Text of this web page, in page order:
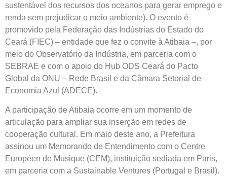
sustentável dos recursos dos oceanos para gerar emprego e
renda sem prejudicar o meio ambiente). O evento é
promovido pela Federação das Indústrias do Estado do
Ceará (FIEC) – entidade que fez o convite à Atibaia –, por
meio do Observatório da Indústria, em parceria com o
SEBRAE e com o apoio do Hub ODS Ceará do Pacto
Global da ONU – Rede Brasil e da Câmara Setorial de
Economia Azul (ADECE).
A participação de Atibaia ocorre em um momento de
articulação para ampliar sua inserção em redes de
cooperação cultural. Em maio deste ano, a Prefeitura
assinou um Memorando de Entendimento com o Centre
Européen de Musique (CEM), instituição sediada em Paris,
em parceria com a Sustainable Ventures (Portugal e Brasil).